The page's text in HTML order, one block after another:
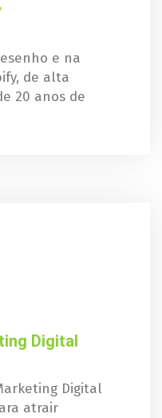
e na
de alta
20 anos de
Digital
Digital
atrair